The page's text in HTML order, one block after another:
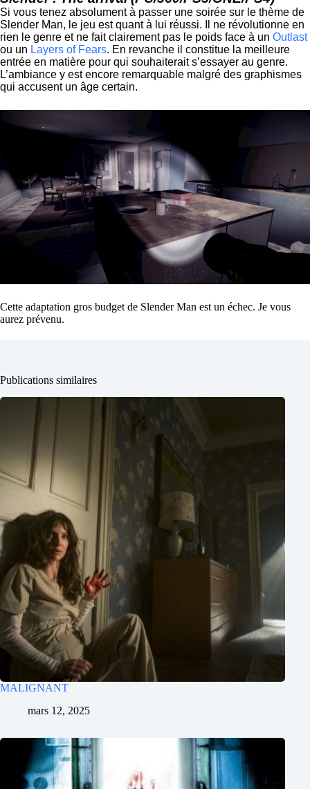
Si vous tenez absolument à passer une soirée sur le thème de
Slender Man, le jeu est quant à lui réussi. Il ne révolutionne en
rien le genre et ne fait clairement pas le poids face à un Outlast
ou un Layers of Fears. En revanche il constitue la meilleure
entrée en matière pour qui souhaiterait s’essayer au genre.
L’ambiance y est encore remarquable malgré des graphismes
qui accusent un âge certain.
Cette adaptation gros budget de Slender Man est un échec. Je vous
aurez prévenu.
Publications similaires
MALIGNANT
mars 12, 2025